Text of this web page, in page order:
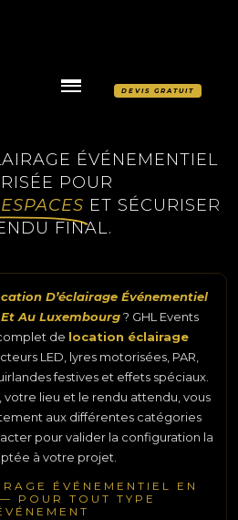
DEVIS GRATUIT
ÉVÉNEMENTIEL
POUR
ET SÉCURISER
FINAL.
D’éclairage Événementiel
Au Luxembourg? GHL Events
de location éclairage
LED, lyres motorisées, PAR,
festives et effets spéciaux.
lieu et le rendu attendu, vous
aux différentes catégories
pour valider la configuration la
à votre projet.
ÉVÉNEMENTIEL EN
POUR TOUT TYPE